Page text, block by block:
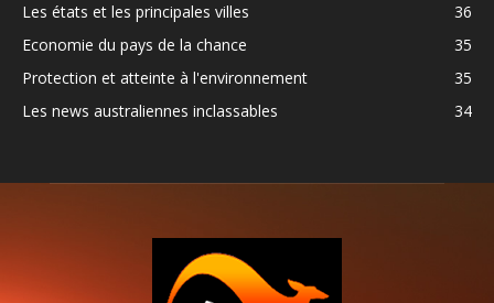
Les états et les principales villes
36
Economie du pays de la chance
35
Protection et atteinte à l'environnement
35
Les news australiennes inclassables
34